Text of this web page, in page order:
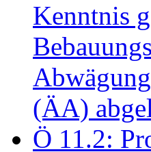
Kenntnis
(ÄA)
Ö 11.2: